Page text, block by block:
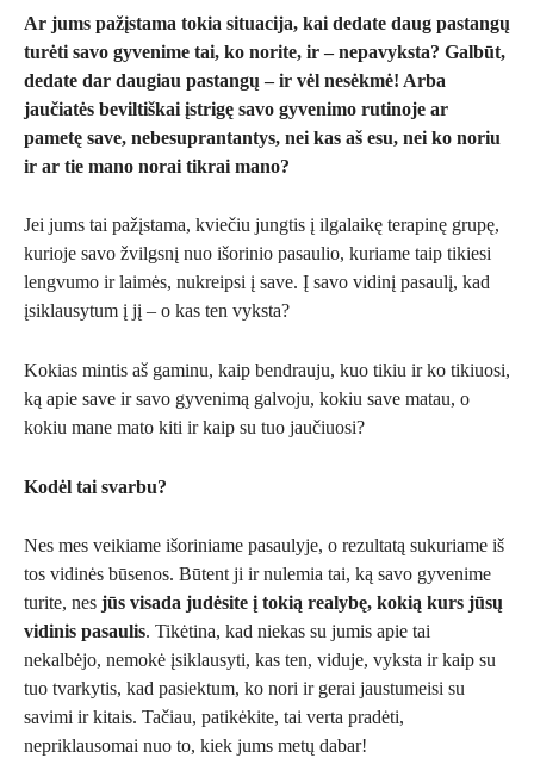
Ar jums pažįstama tokia situacija, kai dedate daug pastangų
turėti savo gyvenime tai, ko norite, ir – nepavyksta? Galbūt,
dedate dar daugiau pastangų – ir vėl nesėkmė! Arba
jaučiatės beviltiškai įstrigę savo gyvenimo rutinoje ar
pametę save, nebesuprantantys, nei kas aš esu, nei ko noriu
ir ar tie mano norai tikrai mano?
Jei jums tai pažįstama, kviečiu jungtis į ilgalaikę terapinę grupę,
kurioje savo žvilgsnį nuo išorinio pasaulio, kuriame taip tikiesi
lengvumo ir laimės, nukreipsi į save. Į savo vidinį pasaulį, kad
įsiklausytum į jį – o kas ten vyksta?
Kokias mintis aš gaminu, kaip bendrauju, kuo tikiu ir ko tikiuosi,
ką apie save ir savo gyvenimą galvoju, kokiu save matau, o
kokiu mane mato kiti ir kaip su tuo jaučiuosi?
Kodėl tai svarbu?
Nes mes veikiame išoriniame pasaulyje, o rezultatą sukuriame iš
tos vidinės būsenos. Būtent ji ir nulemia tai, ką savo gyvenime
turite, nes jūs visada judėsite į tokią realybę, kokią kurs jūsų
vidinis pasaulis. Tikėtina, kad niekas su jumis apie tai
nekalbėjo, nemokė įsiklausyti, kas ten, viduje, vyksta ir kaip su
tuo tvarkytis, kad pasiektum, ko nori ir gerai jaustumeisi su
savimi ir kitais. Tačiau, patikėkite, tai verta pradėti,
nepriklausomai nuo to, kiek jums metų dabar!